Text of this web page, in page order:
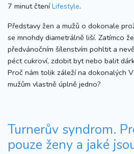
7 minut čtení Lifestyle.
Představy žen a mužů o dokonale
se mnohdy diametrálně liší. Zatímco
předvánočním šílenstvím pohltit a
péct cukroví, zdobit byt nebo balit
Proč nám tolik záleží na dokonalých
mužům vlastně úplně jedno?
Turnerův syndrom.
pouze ženy a jaké